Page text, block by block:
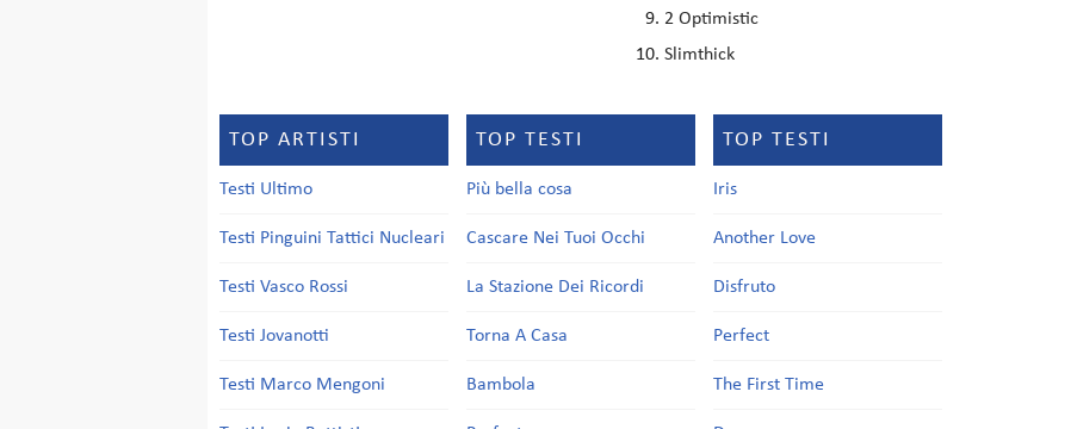
2 Optimistic
Slimthick
TOP ARTISTI
Testi Ultimo
Testi Pinguini Tattici Nucleari
Testi Vasco Rossi
Testi Jovanotti
Testi Marco Mengoni
TOP TESTI
Più bella cosa
Cascare Nei Tuoi Occhi
La Stazione Dei Ricordi
Torna A Casa
Bambola
TOP TESTI
Iris
Another Love
Disfruto
Perfect
The First Time